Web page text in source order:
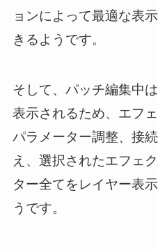
ョンによって最適な表
きるようです。
そして、パッチ編集中
表示されるため、エフ
パラメーター調整、接
え、選択されたエフェ
ター全てをレイヤー表
うです。